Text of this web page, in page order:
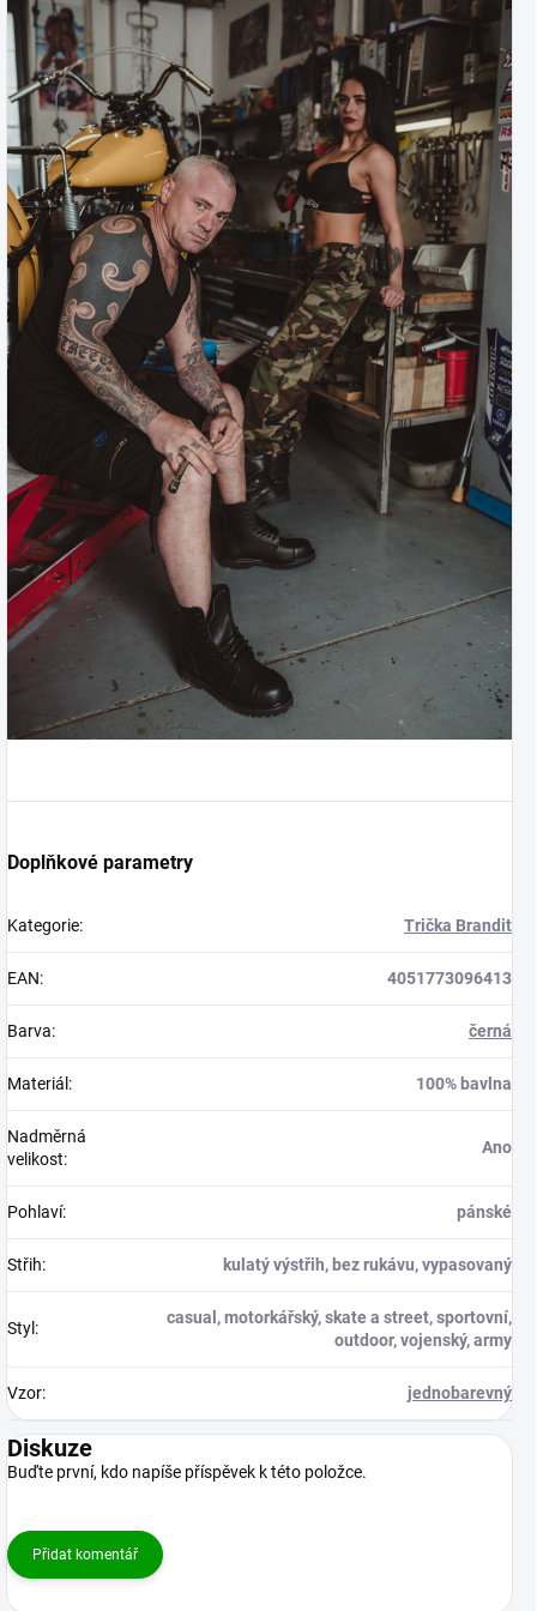
Doplňkové parametry
Kategorie: Trička Brandit
EAN: 4051773096413
Barva: černá
Materiál : 100% bavlna
Nadměrná
velikost:
Ano
Pohlaví: pánské
Střih: kulatý výstřih, bez rukávu, vypasovaný
Styl :
casual, motorkářský, skate a street, sportovní,
outdoor, vojenský, army
Vzor: jednobarevný
Diskuze
Buďte první, kdo napíše příspěvek k této položce.
Přidat komentář